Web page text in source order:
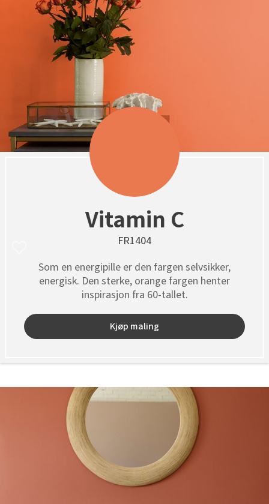
Vitamin C
FR1404
Som en energipille er den fargen selvsikker,
energisk. Den sterke, orange fargen henter
inspirasjon fra 60-tallet.
Kjøp maling